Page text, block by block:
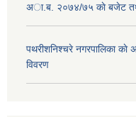
अा.ब. २०७४/७५ काे बजेट
पथरीशनिश्चरे नगरपालिका
विवरण